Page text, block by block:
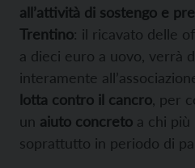
all’attività di sostengo e
Trentino: il ricavato delle
a dieci euro a uovo, verrà
interamente
lotta contro il cancro , per
un aiuto concreto a chi più
soprattutto in periodo di